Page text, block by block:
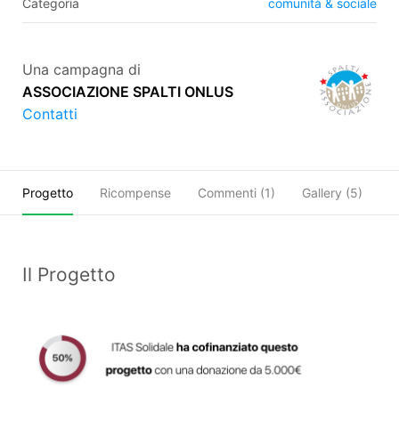
Una campagna di
ASSOCIAZIONE SPALTI ONLUS
Contatti
Progetto Ricompense Commenti (1) Gallery (5)
Il Progetto